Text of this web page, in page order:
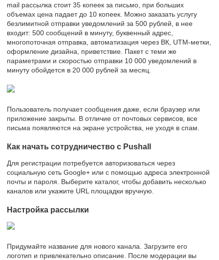
mail рассылка стоит 35 копеек за письмо, при больших
объемах цена падает до 10 копеек. Можно заказать услугу
безлимитной отправки уведомлений за 500 рублей, в нее
входит: 500 сообщений в минуту, буквенный адрес,
многопоточная отправка, автоматизация через ВК, UTM-метки,
оформление дизайна, приветствие. Пакет с теми же
параметрами и скоростью отправки 10 000 уведомлений в
минуту обойдется в 20 000 рублей за месяц.
Пользователь получает сообщения даже, если браузер или
приложение закрыты. В отличие от почтовых сервисов, все
письма появляются на экране устройства, не уходя в спам.
Как начать сотрудничество с Pushall
Для регистрации потребуется авторизоваться через
социальную сеть Google+ или с помощью адреса электронной
почты и пароля. Выберите каталог, чтобы добавить несколько
каналов или укажите URL площадки вручную.
Настройка рассылки
Придумайте название для нового канала. Загрузите его
логотип и привлекательно описание. После модерации вы